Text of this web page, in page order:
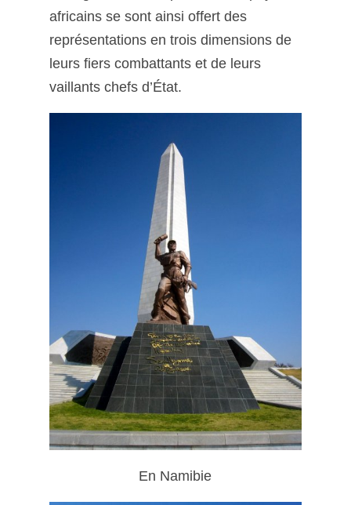
africains se sont ainsi offert des
représentations en trois dimensions de
leurs fiers combattants et de leurs
vaillants chefs d’État.
En Namibie